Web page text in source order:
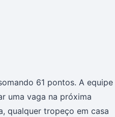
61 pontos. A equipe
uma vaga na próxima
qualquer tropeço em casa